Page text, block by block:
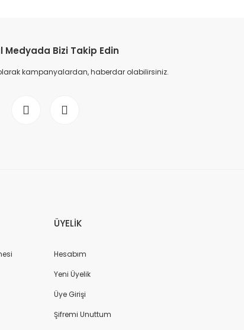
Medyada Bizi Takip Edin
kampanyalardan, haberdar olabilirsiniz.
ÜYELİK
Hesabım
Yeni Üyelik
Üye Girişi
Şifremi Unuttum